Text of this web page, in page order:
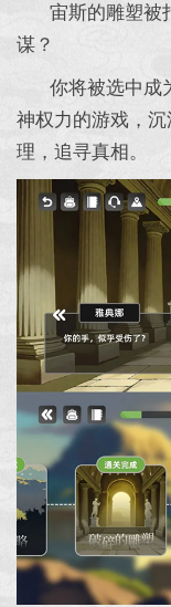
宙斯的雕塑被打
谋？
你将被选中成为
神权力的游戏，
理，追寻真相。